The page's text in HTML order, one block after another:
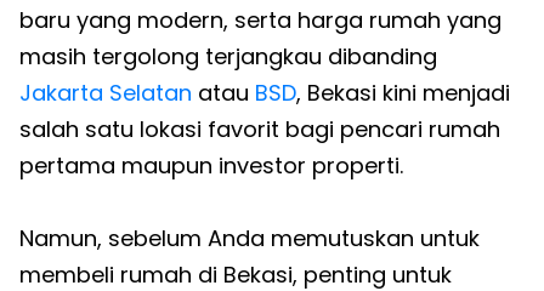
baru yang modern, serta harga rumah yang
masih tergolong terjangkau dibanding
Jakarta Selatan atau BSD, Bekasi kini menjadi
salah satu lokasi favorit bagi pencari rumah
pertama maupun investor properti.
Namun, sebelum Anda memutuskan untuk
membeli rumah di Bekasi, penting untuk